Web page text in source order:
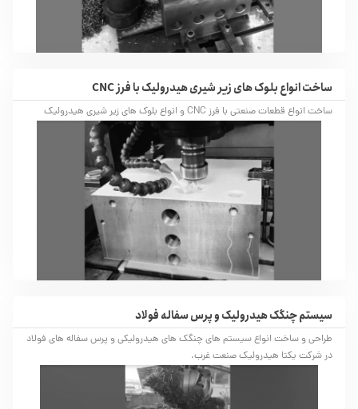
ساخت انواع بلوک های زیر شیری هیدرولیک با فرز CNC
ساخت انواع قطعات صنعتی با فرز CNC و انواع بلوک های زیر شیری هیدرولیک
سیستم چنگک هیدرولیک و پرس سفاله فولاد
طراحی و ساخت انواع سیستم های چنگک های هیدرولیکی و پرس سفاله های فولاد
در شرکت یکتا هیدرولیک صنعت غرب.